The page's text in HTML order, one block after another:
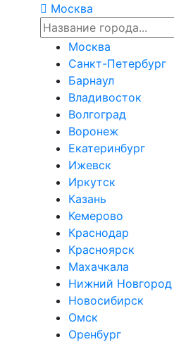
Москва
Москва
Санкт-Петербург
Барнаул
Владивосток
Волгоград
Воронеж
Екатеринбург
Ижевск
Иркутск
Казань
Кемерово
Краснодар
Красноярск
Махачкала
Нижний Новгород
Новосибирск
Омск
Оренбург